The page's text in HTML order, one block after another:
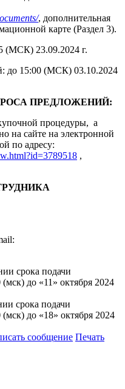
, дополнительная
карте (Раздел 3).
(МСК) 23.09.2024 г.
до 15:00 (МСК) 03.10.2024
ПРЕДЛОЖЕНИЙ:
процедуры, а
на сайте на электронной
по адресу:
,
срока подачи
до «11» октября 2024
срока подачи
до «18» октября 2024
сообщение Печать